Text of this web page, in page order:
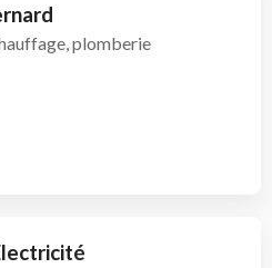
plomberie